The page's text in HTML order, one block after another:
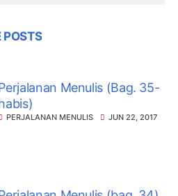
POSTS
Menulis (Bag. 35-
PERJALANAN MENULIS JUN 22, 2017